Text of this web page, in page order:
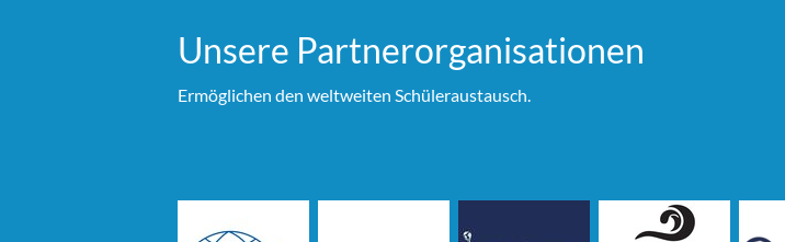
Unsere Partner­organi­sationen
Ermöglichen den weltweiten Schüleraustausch.